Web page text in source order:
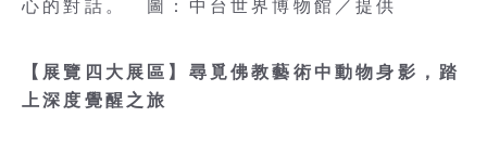
心的對話。 圖：中台世界博物館／提供
【展覽四大展區】尋覓佛教藝術中動物身影，踏
上深度覺醒之旅